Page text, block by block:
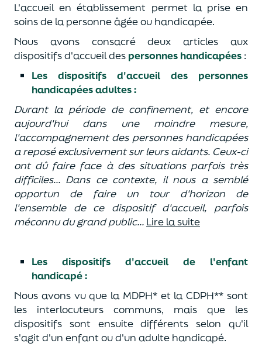
L'accueil en établissement permet la prise en
soins de la personne âgée ou handicapée.
Nous avons consacré deux articles aux
dispositifs d'accueil des personnes handicapées :
Les dispositifs d'accueil des personnes
handicapées adultes :
Durant la période de confinement, et encore
aujourd'hui dans une moindre mesure,
l'accompagnement des personnes handicapées
a reposé exclusivement sur leurs aidants. Ceux-ci
ont dû faire face à des situations parfois très
difficiles... Dans ce contexte, il nous a semblé
opportun de faire un tour d'horizon de
l'ensemble de ce dispositif d'accueil, parfois
méconnu du grand public... Lire la suite
Les dispositifs d'accueil de l'enfant
handicapé :
Nous avons vu que la MDPH* et la CDPH** sont
les interlocuteurs communs, mais que les
dispositifs sont ensuite différents selon qu'il
s'agit d'un enfant ou d'un adulte handicapé.